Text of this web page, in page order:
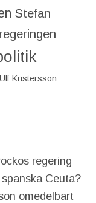
Stefan
Ulf Kristersson
regering
Ceuta?
omedelbart